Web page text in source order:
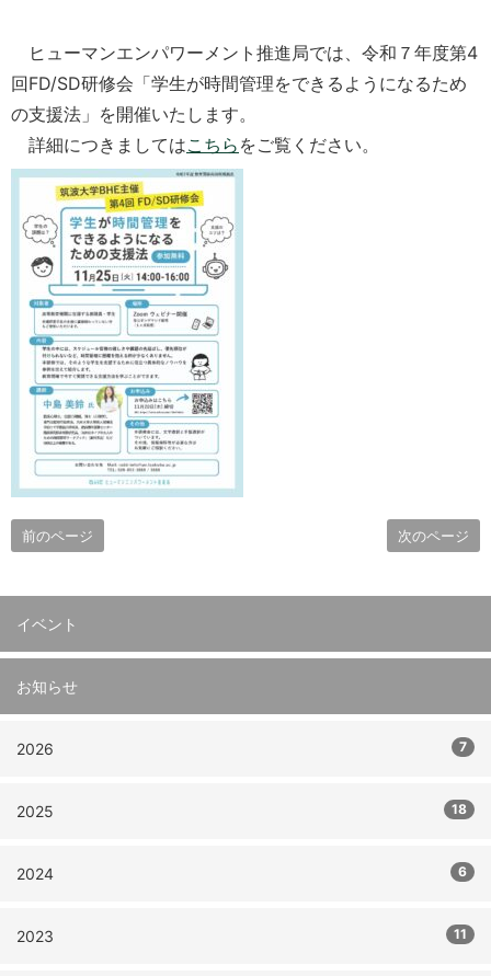
ヒューマンエンパワーメント推進局では、令和７年度第4
回FD/SD研修会「学生が時間管理をできるようになるため
の支援法」を開催いたします。
詳細につきましてはこちら をご覧ください。
前のページ 次のページ
イベント
お知らせ
2026 7
2025 18
2024 6
2023 11